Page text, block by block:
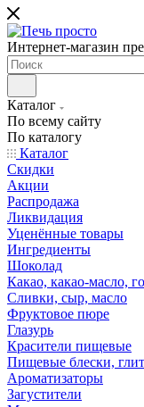
Интернет-магазин
Каталог
По всему сайту
По каталогу
Каталог
Скидки
Акции
Распродажа
Ликвидация
Уценённые товары
Ингредиенты
Шоколад
Какао, какао-масло,
Сливки, сыр, масло
Фруктовое пюре
Глазурь
Красители пищевые
Пищевые блески,
Ароматизаторы
Загустители